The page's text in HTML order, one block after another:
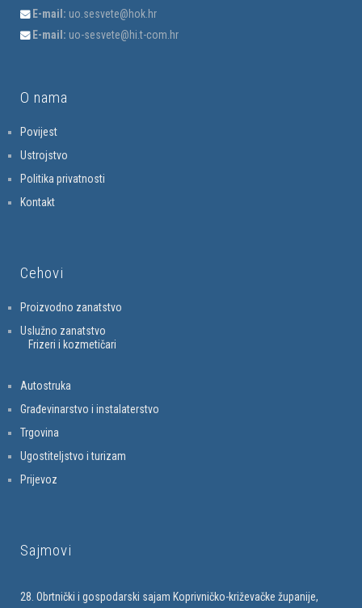
E-mail: uo.sesvete@hok.hr
E-mail: uo-sesvete@hi.t-com.hr
O nama
Povijest
Ustrojstvo
Politika privatnosti
Kontakt
Cehovi
Proizvodno zanatstvo
Uslužno zanatstvo
Frizeri i kozmetičari
Autostruka
Građevinarstvo i instalaterstvo
Trgovina
Ugostiteljstvo i turizam
Prijevoz
Sajmovi
28. Obrtnički i gospodarski sajam Koprivničko-križevačke županije,